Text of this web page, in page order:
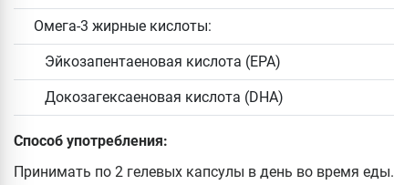
Омега-3 жирные кислоты:
Эйкозапентаеновая кислота (EPA)
Докозагексаеновая кислота (DHA)
Способ употребления:
Принимать по 2 гелевых капсулы в день во время еды.